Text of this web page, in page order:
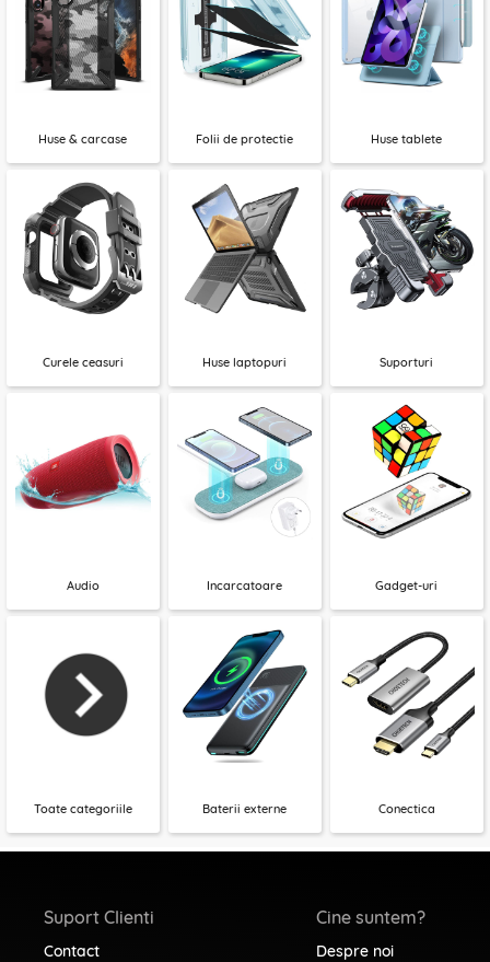
Huse & carcase Folii de protectie Huse tablete
Curele ceasuri Huse laptopuri Suporturi
Audio Incarcatoare Gadget-uri
Toate categoriile Baterii externe Conectica
Suport Clienti
Contact
Cine suntem?
Despre noi